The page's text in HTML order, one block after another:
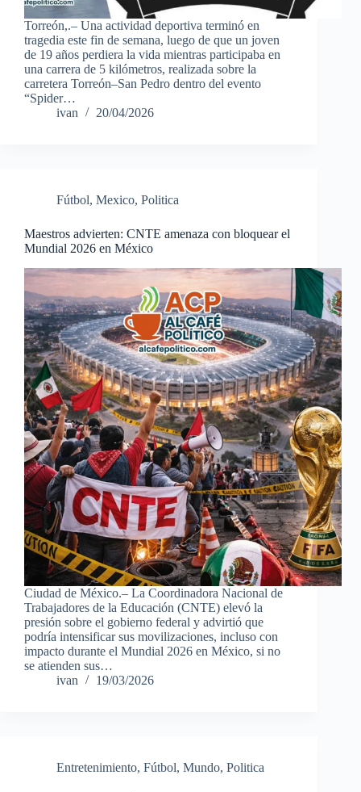
Torreón,.– Una actividad deportiva terminó en
tragedia este fin de semana, luego de que un joven
de 19 años perdiera la vida mientras participaba en
una carrera de 5 kilómetros, realizada sobre la
carretera Torreón–San Pedro dentro del evento
“Spider…
ivan
20/04/2026
Fútbol, Mexico, Politica
Maestros advierten: CNTE amenaza con bloquear el
Mundial 2026 en México
Ciudad de México.– La Coordinadora Nacional de
Trabajadores de la Educación (CNTE) elevó la
presión sobre el gobierno federal y advirtió que
podría intensificar sus movilizaciones, incluso con
impacto durante el Mundial 2026 en México, si no
se atienden sus…
ivan
19/03/2026
Entretenimiento, Fútbol, Mundo, Politica